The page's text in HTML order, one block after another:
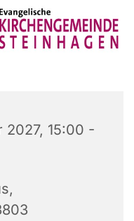
2027, 15:00 -